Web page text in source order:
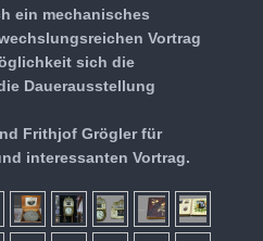
ein mechanisches
Vortrag
sich die
Dauerausstellung
Frithjof Grögler für
interessanten Vortrag.